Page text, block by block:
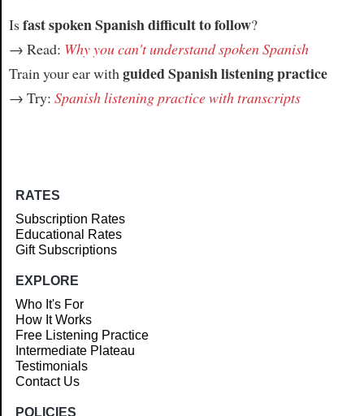
Isfast spoken Spanish difficult to follow?
→ Read: Why you can't understand spoken Spanish
Train your ear with guided Spanish listening practice
→ Try: Spanish listening practice with transcripts
RATES
Subscription Rates
Educational Rates
Gift Subscriptions
EXPLORE
Who It's For
How It Works
Free Listening Practice
Intermediate Plateau
Testimonials
Contact Us
POLICIES